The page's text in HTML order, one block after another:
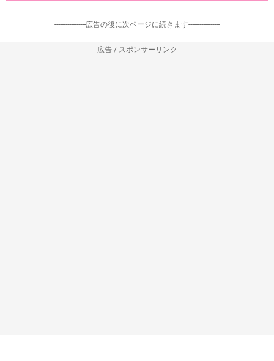
-----------------広告の後に次ページに続きます-----------------
広告 / スポンサーリンク
----------------------------------------------------------------